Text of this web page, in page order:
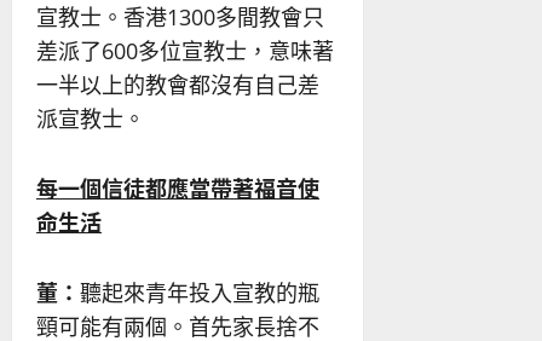
宣教士。香港1300多間教會只
差派了600多位宣教士，意味著
一半以上的教會都沒有自己差
派宣教士。
每一個信徒都應當帶著福音使
命生活
董： 聽起來青年投入宣教的瓶
頸可能有兩個。首先家長捨不